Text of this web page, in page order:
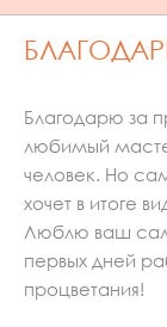
SKIP
TO
Благодарю за
любимый
человек. Но
хочет в итоге
Люблю ваш
первых дней
процветания!